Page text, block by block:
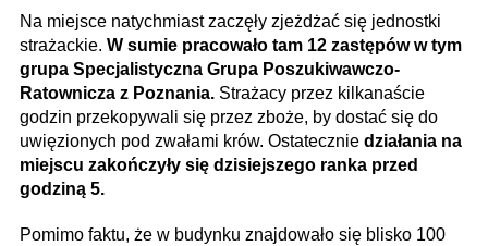
Na miejsce natychmiast zaczęły zjeżdżać się jednostki
strażackie. W sumie pracowało tam 12 zastępów w tym
grupa Specjalistyczna Grupa Poszukiwawczo-
Ratownicza z Poznania. Strażacy przez kilkanaście
godzin przekopywali się przez zboże, by dostać się do
uwięzionych pod zwałami krów. Ostatecznie działania na
miejscu zakończyły się dzisiejszego ranka przed
godziną 5.
Pomimo faktu, że w budynku znajdowało się blisko 100